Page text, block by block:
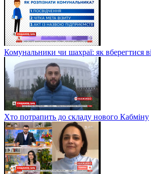
Комунальники чи шахраї: як вберегтися
Хто потрапить до складу нового Кабміну